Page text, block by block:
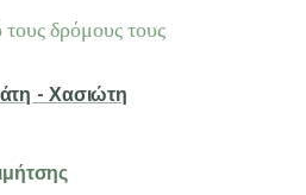
δρόμους τους
- Χασιώτη